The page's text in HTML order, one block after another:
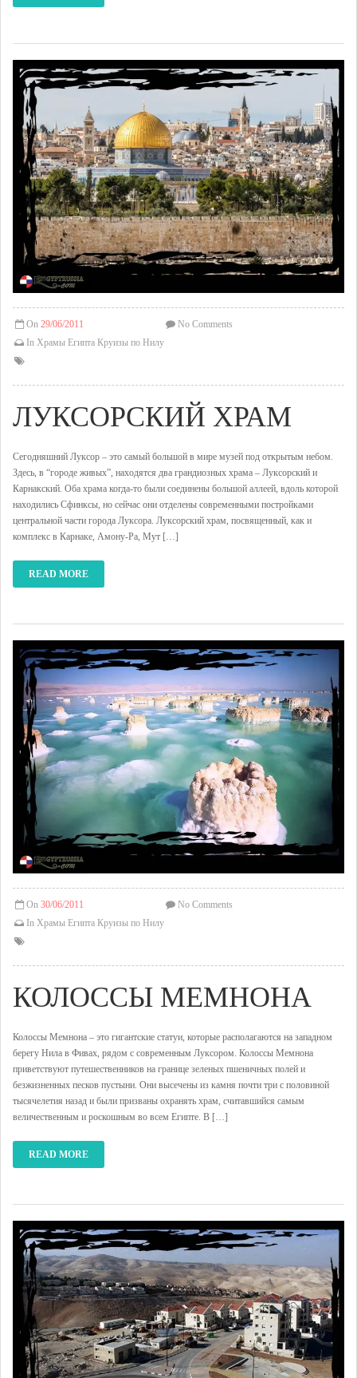
On 29/06/2011
In Храмы Египта Круизы по Нилу
No Comments
ЛУКСОРСКИЙ ХРАМ
Сегодняшний Луксор – это самый большой в мире музей под открытым небом.
Здесь, в “городе живых”, находятся два грандиозных храма – Луксорский и
Карнакский. Оба храма когда-то были соединены большой аллеей, вдоль которой
находились Сфинксы, но сейчас они отделены современными постройками
центральной части города Луксора. Луксорский храм, посвященный, как и
комплекс в Карнаке, Амону-Ра, Мут […]
READ MORE
On 30/06/2011
In Храмы Египта Круизы по Нилу
No Comments
КОЛОССЫ МЕМНОНА
Колоссы Мемнона – это гигантские статуи, которые располагаются на западном
берегу Нила в Фивах, рядом с современным Луксором. Колоссы Мемнона
приветствуют путешественников на границе зеленых пшеничных полей и
безжизненных песков пустыни. Они высечены из камня почти три с половиной
тысячелетия назад и были призваны охранять храм, считавшийся самым
величественным и роскошным во всем Египте. В […]
READ MORE